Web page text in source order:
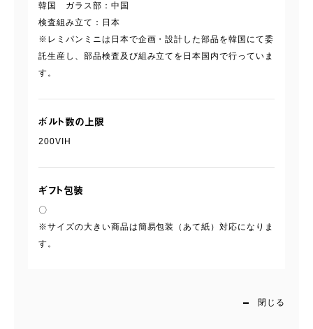
韓国 ガラス部：中国
検査組み立て：日本
※レミパンミニは日本で企画・設計した部品を韓国にて委
託生産し、部品検査及び組み立てを日本国内で行っていま
す。
ボルト数の上限
200VIH
ギフト包装
〇
※サイズの大きい商品は簡易包装（あて紙）対応になりま
す。
閉じる